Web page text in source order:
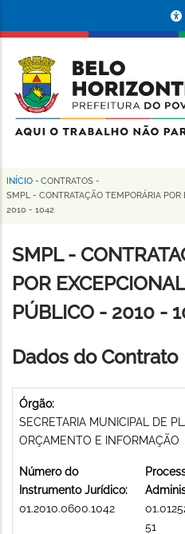
conteúdo
principal
da
Prefeitura
de
Horizonte
Trilha
de
navegação
INÍCIO - CONTRATOS -
SMPL - CONTRATAÇÃO TEMPORÁRIA
2010 - 1042
SMPL -
POR
PÚBLICO - 2010 -
Dados do Contrato
Órgão:
SECRETARIA MUNICIPAL DE
ORÇAMENTO E INFORMAÇÃO
Número do
Instrumento Jurídico:
01.2010.0600.1042
51